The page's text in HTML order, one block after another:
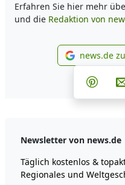
Erfahren Sie hier mehr
und die Redaktion von
news.de
Newsletter von news.de
Täglich kostenlos &
Regionales und